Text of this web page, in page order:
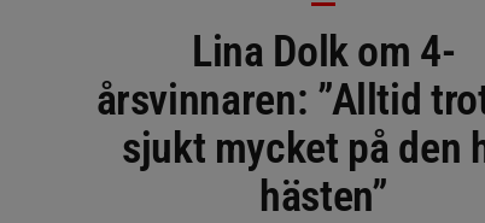
Lina Dolk om 4-
årsvinnaren: ”Alltid
sjukt mycket på den
hästen”